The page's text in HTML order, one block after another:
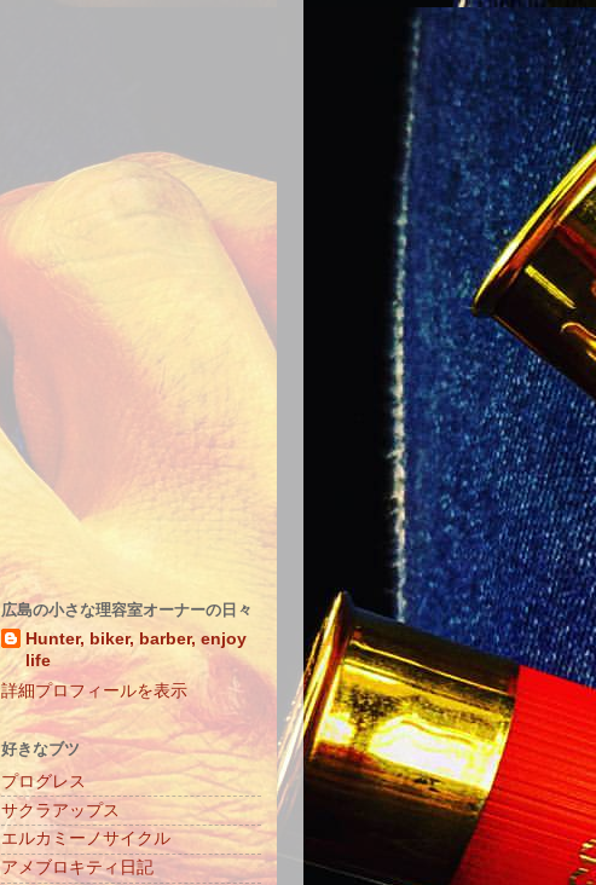
広島の小さな理容室オーナーの日々
Hunter, biker, barber, enjoy
life
詳細プロフィールを表示
好きなブツ
プログレス
サクラアップス
エルカミーノサイクル
アメブロキティ日記